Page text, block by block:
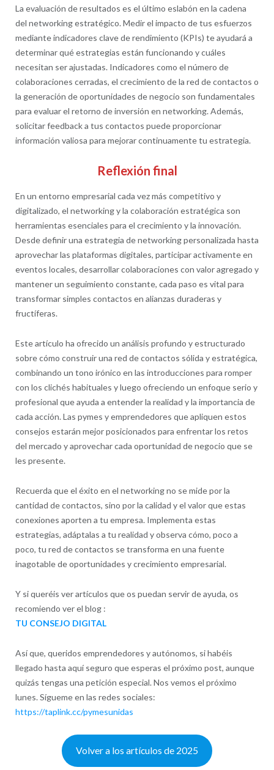
La evaluación de resultados es el último eslabón en la cadena
del networking estratégico. Medir el impacto de tus esfuerzos
mediante indicadores clave de rendimiento (KPIs) te ayudará a
determinar qué estrategias están funcionando y cuáles
necesitan ser ajustadas. Indicadores como el número de
colaboraciones cerradas, el crecimiento de la red de contactos o
la generación de oportunidades de negocio son fundamentales
para evaluar el retorno de inversión en networking. Además,
solicitar feedback a tus contactos puede proporcionar
información valiosa para mejorar continuamente tu estrategia.
Reflexión final
En un entorno empresarial cada vez más competitivo y
digitalizado, el networking y la colaboración estratégica son
herramientas esenciales para el crecimiento y la innovación.
Desde definir una estrategia de networking personalizada hasta
aprovechar las plataformas digitales, participar activamente en
eventos locales, desarrollar colaboraciones con valor agregado y
mantener un seguimiento constante, cada paso es vital para
transformar simples contactos en alianzas duraderas y
fructíferas.
Este artículo ha ofrecido un análisis profundo y estructurado
sobre cómo construir una red de contactos sólida y estratégica,
combinando un tono irónico en las introducciones para romper
con los clichés habituales y luego ofreciendo un enfoque serio y
profesional que ayuda a entender la realidad y la importancia de
cada acción. Las pymes y emprendedores que apliquen estos
consejos estarán mejor posicionados para enfrentar los retos
del mercado y aprovechar cada oportunidad de negocio que se
les presente.
Recuerda que el éxito en el networking no se mide por la
cantidad de contactos, sino por la calidad y el valor que estas
conexiones aporten a tu empresa. Implementa estas
estrategias, adáptalas a tu realidad y observa cómo, poco a
poco, tu red de contactos se transforma en una fuente
inagotable de oportunidades y crecimiento empresarial.
Y si queréis ver artículos que os puedan servir de ayuda, os
recomiendo ver el blog :
TU CONSEJO DIGITAL
Así que, queridos emprendedores y autónomos, si habéis
llegado hasta aquí seguro que esperas el próximo post, aunque
quizás tengas una petición especial. Nos vemos el próximo
lunes. Sígueme en las redes sociales:
https://taplink.cc/pymesunidas
Volver a los artículos de 2025